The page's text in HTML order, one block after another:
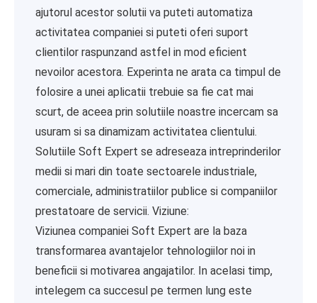
ajutorul acestor solutii va puteti automatiza
activitatea companiei si puteti oferi suport
clientilor raspunzand astfel in mod eficient
nevoilor acestora. Experinta ne arata ca timpul de
folosire a unei aplicatii trebuie sa fie cat mai
scurt, de aceea prin solutiile noastre incercam sa
usuram si sa dinamizam activitatea clientului.
Solutiile Soft Expert se adreseaza intreprinderilor
medii si mari din toate sectoarele industriale,
comerciale, administratiilor publice si companiilor
prestatoare de servicii. Viziune:
Viziunea companiei Soft Expert are la baza
transformarea avantajelor tehnologiilor noi in
beneficii si motivarea angajatilor. In acelasi timp,
intelegem ca succesul pe termen lung este